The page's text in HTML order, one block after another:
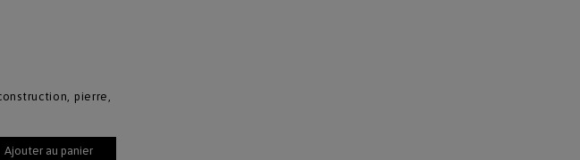
pierre,
Ajouter au panier